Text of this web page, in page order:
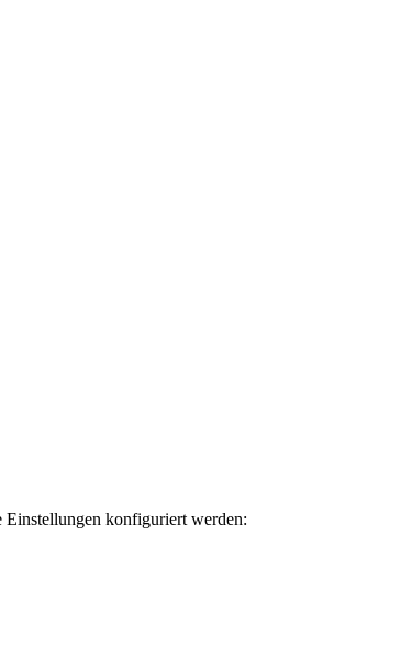
konfiguriert werden: